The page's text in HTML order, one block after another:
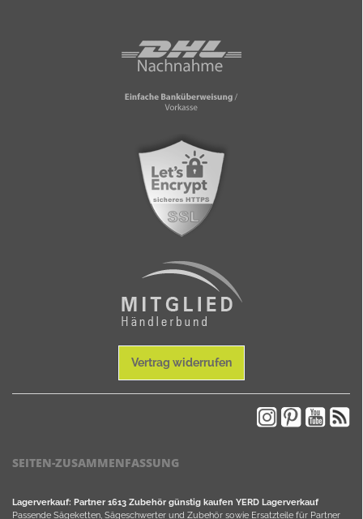
Vertrag widerrufen
SEITEN-ZUSAMMENFASSUNG
Lagerverkauf: Partner 1613 Zubehör günstig kaufen YERD Lagerverkauf
Passende Sägeketten, Sägeschwerter und Zubehör sowie Ersatzteile für Partner